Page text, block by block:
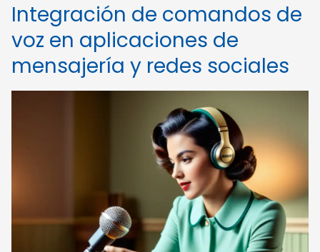
Integración de comandos de
voz en aplicaciones de
mensajería y redes sociales